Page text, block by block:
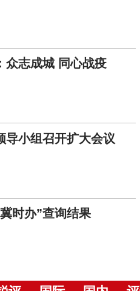
众志成城 同心战疫
导小组召开扩大会议
时办”查询结果